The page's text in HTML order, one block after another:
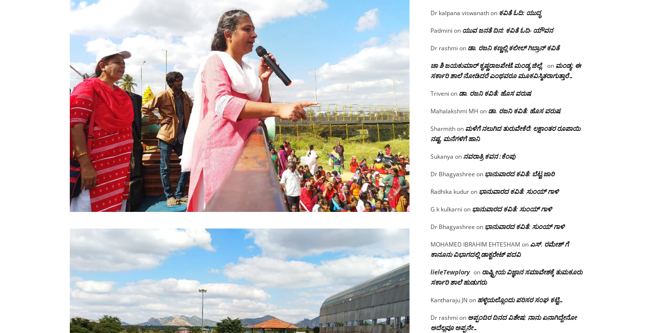
Dr kalpana viswanathon ಕವಿತೆ ಓದಿ: ಯುದ್ಧ
Padmini on ಯುವ ಜನತೆ ದಿನ: ಕವಿತೆ ಓದಿ- ಯೌವನ
Dr rashmi on ಡಾ. ರಜನಿ‌ ಕಣ್ಣಲ್ಲಿ ಕಲೀಲ್ ಗಿಬ್ರಾನ್ ಕವಿತೆ
ಚಾ ಶಿ ಜಯಕುಮಾರ್ ಕೃಷ್ಣರಾಜಪೇಟೆ.ಮಂಡ್ಯ ಜಿಲ್ಲೆ. on ಮಂಡ್ಯ: ಈ
ಸರ್ಕಾರಿ ಶಾಲೆ ನೋಡಿದರೆ ಎಂಥವರೂ ಮೂಕವಿಸ್ಮಿತರಾಗುತ್ತಾರೆ…
Triveni on ಡಾ. ರಜನಿ ಕವಿತೆ: ಹೊಸ ವರುಷ
Mahalakshmi MH on ಡಾ. ರಜನಿ ಕವಿತೆ: ಹೊಸ ವರುಷ
Sharmithon ಮಳೆಗೆ ನಲುಗಿದ ತುರುವೇಕೆರೆ: ಲಕ್ಷಾಂತರ ರೂಪಾಯಿ
ನಷ್ಟ, ಮನೆಗಳಿಗೆ ಹಾನಿ
Sukanya on ನವರಾತ್ರಿ ಕವನ :ಕೆಂಪು
Dr Bhagyashree on ಭಾನುವಾರದ ಕವಿತೆ: ಬೆಟ್ಟ ಜಾರಿ
Radhika kuduron ಭಾನುವಾರದ ಕವಿತೆ: ಸುಂಯ್ ಗಾಳಿ
G k kulkarni on ಭಾನುವಾರದ ಕವಿತೆ: ಸುಂಯ್ ಗಾಳಿ
Dr Bhagyashree on ಭಾನುವಾರದ ಕವಿತೆ: ಸುಂಯ್ ಗಾಳಿ
MOHAMED IBRAHIM EHTESHAM on ಎಸ್. ರಮೇಶ್ ಗೆ
ಕಾನೂನು ವಿಭಾಗದಲ್ಲಿ ಡಾಕ್ಟರೇಟ್ ಪದವಿ
lieleTewplory on ರಾಷ್ಟ್ರೀಯ ವಿಜ್ಞಾನ ಸಮಾವೇಶಕ್ಕೆ‌ ತುಮಕೂರು
ಸರ್ಕಾರಿ ಶಾಲೆ ಹುಡುಗರು
Kantharaju JN on ಹಳ್ಳಿಯಲ್ಲೊಂದು ಪರಿಸರ ಸಂಘ ಕಟ್ಟಿ…
Dr rashmi on ಅಪ್ಪಂದಿರ ದಿನದ ವಿಶೇಷ: ನಾನು ಏನಾಗಿದ್ದೇನೋ‌
ಅದೆಲ್ಲವೂ ಅಪ್ಪನೇ…